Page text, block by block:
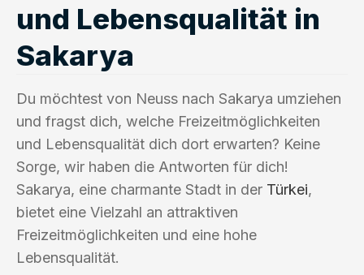
und Lebensqualität in
Sakarya
Du möchtest von Neuss nach Sakarya umziehen
und fragst dich, welche Freizeitmöglichkeiten
und Lebensqualität dich dort erwarten? Keine
Sorge, wir haben die Antworten für dich!
Sakarya, eine charmante Stadt in der Türkei,
bietet eine Vielzahl an attraktiven
Freizeitmöglichkeiten und eine hohe
Lebensqualität.